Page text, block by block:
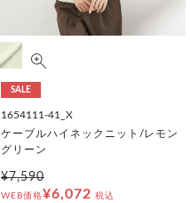
SALE
1654111-41_X
ケーブルハイネックニット/レモン
グリーン
¥7,590
WEB価格¥6,072 税込